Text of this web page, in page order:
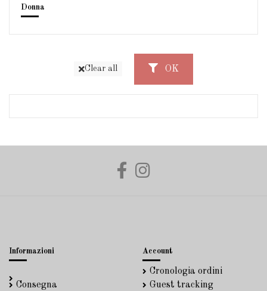
Donna
Clear all OK
Informazioni
Consegna
Account
Cronologia ordini
Guest tracking